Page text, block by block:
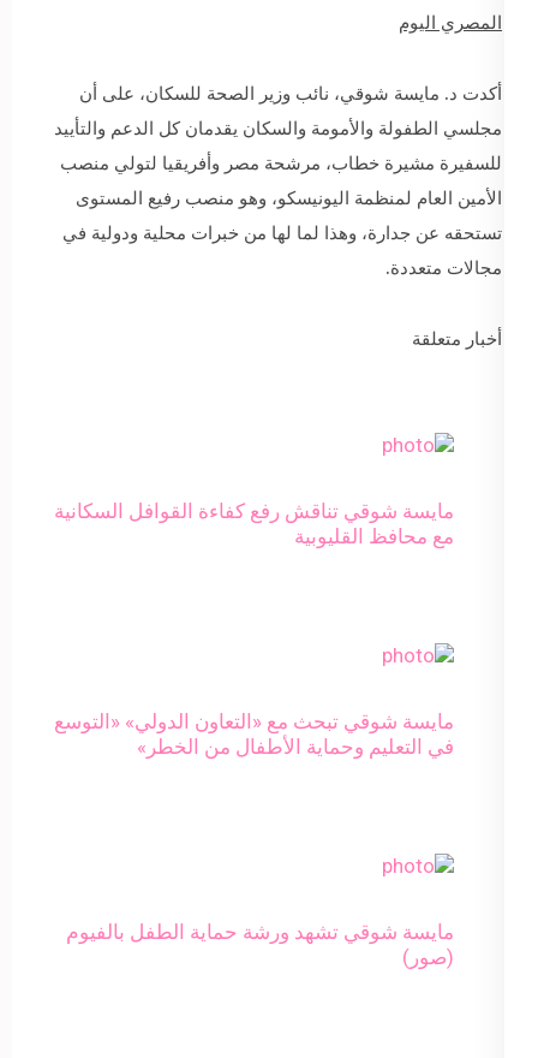
المصري اليوم
أكدت د. مايسة شوقي، نائب وزير الصحة للسكان، على أن
مجلسي الطفولة والأمومة والسكان يقدمان كل الدعم والتأييد
للسفيرة مشيرة خطاب، مرشحة مصر وأفريقيا لتولي منصب
الأمين العام لمنظمة اليونيسكو، وهو منصب رفيع المستوى
تستحقه عن جدارة، وهذا لما لها من خبرات محلية ودولية في
مجالات متعددة.
أخبار متعلقة
مايسة شوقي تناقش رفع كفاءة القوافل السكانية
مع محافظ القليوبية
مايسة شوقي تبحث مع «التعاون الدولي» «التوسع
في التعليم وحماية الأطفال من الخطر»
مايسة شوقي تشهد ورشة حماية الطفل بالفيوم
(صور)